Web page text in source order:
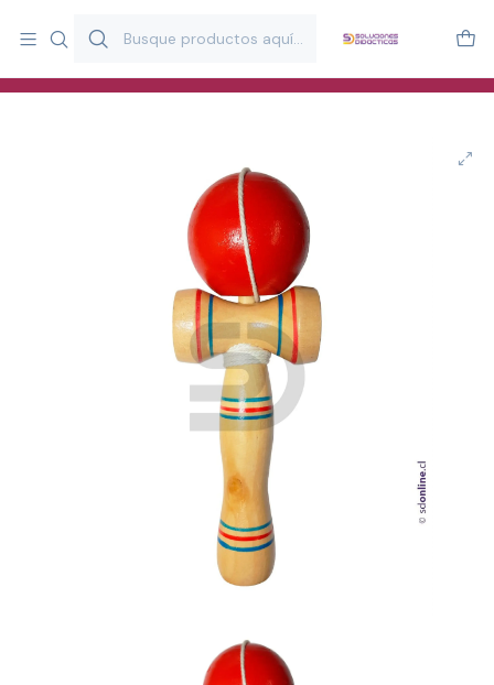
y estimulación infantil en Chile.
Especialistas en recursos educativos para aulas, terapeutas y